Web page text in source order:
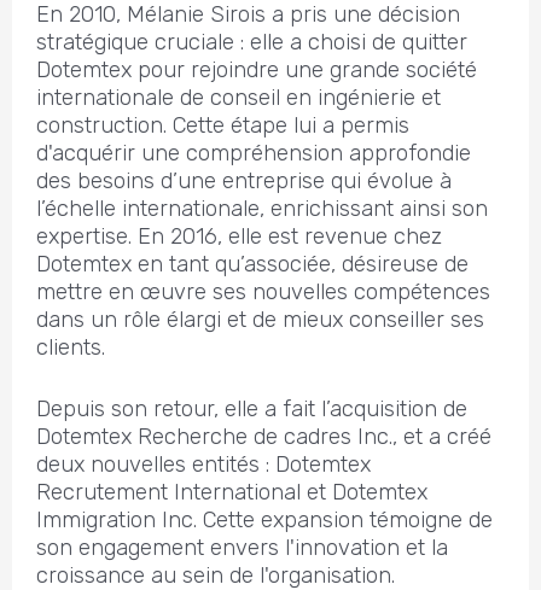
En 2010, Mélanie Sirois a pris une décision
stratégique cruciale : elle a choisi de quitter
Dotemtex pour rejoindre une grande société
internationale de conseil en ingénierie et
construction. Cette étape lui a permis
d'acquérir une compréhension approfondie
des besoins d’une entreprise qui évolue à
l’échelle internationale, enrichissant ainsi son
expertise. En 2016, elle est revenue chez
Dotemtex en tant qu’associée, désireuse de
mettre en œuvre ses nouvelles compétences
dans un rôle élargi et de mieux conseiller ses
clients.
Depuis son retour, elle a fait l’acquisition de
Dotemtex Recherche de cadres Inc., et a créé
deux nouvelles entités : Dotemtex
Recrutement International et Dotemtex
Immigration Inc. Cette expansion témoigne de
son engagement envers l'innovation et la
croissance au sein de l'organisation.